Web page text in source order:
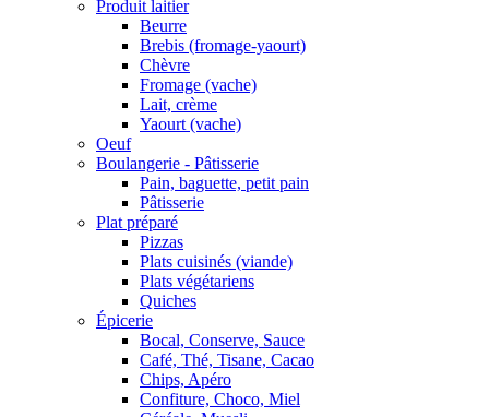
Produit laitier
Beurre
Brebis (fromage-yaourt)
Chèvre
Fromage (vache)
Lait, crème
Yaourt (vache)
Oeuf
Boulangerie - Pâtisserie
Pain, baguette, petit pain
Pâtisserie
Plat préparé
Pizzas
Plats cuisinés (viande)
Plats végétariens
Quiches
Épicerie
Bocal, Conserve, Sauce
Café, Thé, Tisane, Cacao
Chips, Apéro
Confiture, Choco, Miel